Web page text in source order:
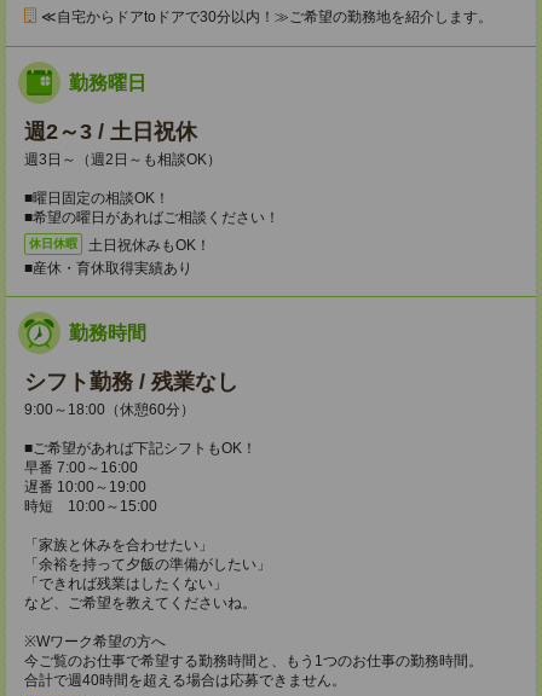
≪自宅からドアtoドアで30分以内！≫ご希望の勤務地を紹介します。
勤務曜日
週2～3 / 土日祝休
週3日～（週2日～も相談OK）
■曜日固定の相談OK！
■希望の曜日があればご相談ください！
休日休暇
土日祝休みもOK！
■産休・育休取得実績あり
勤務時間
シフト勤務 / 残業なし
9:00～18:00（休憩60分）
■ご希望があれば下記シフトもOK！
早番 7:00～16:00
遅番 10:00～19:00
時短 10:00～15:00
「家族と休みを合わせたい」
「余裕を持って夕飯の準備がしたい」
「できれば残業はしたくない」
など、ご希望を教えてくださいね。
※Wワーク希望の方へ
今ご覧のお仕事で希望する勤務時間と、もう1つのお仕事の勤務時間。
合計で週40時間を超える場合は応募できません。